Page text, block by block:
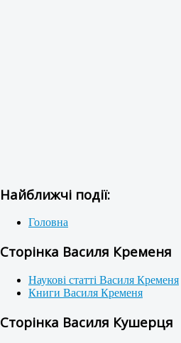
Найближчі події:
Головна
Сторінка Василя Кременя
Наукові статті Василя Кременя
Книги Василя Кременя
Сторінка Василя Кушерця